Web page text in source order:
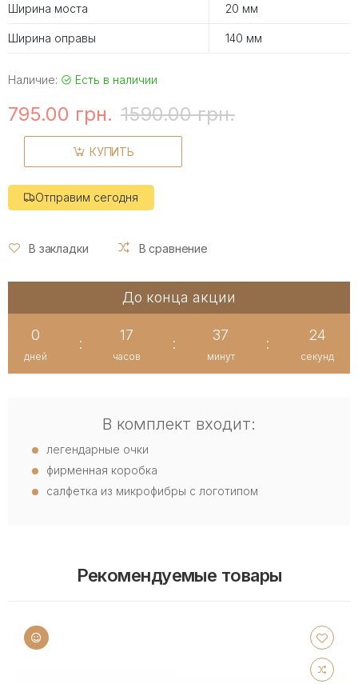
Ширина моста 20 мм
Ширина оправы 140 мм
Наличие: Есть в наличии
795.00 грн. 1590.00 грн.
КУПИТЬ
Отправим сегодня
В закладки В сравнение
До конца акции
0
дней
:
17
часов
:
37
минут
:
23
секунд
В комплект входит:
легендарные очки
фирменная коробка
салфетка из микрофибры с логотипом
Рекомендуемые товары